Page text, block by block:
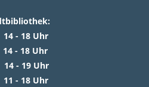
- 18 Uhr
- 18 Uhr
- 19 Uhr
- 18 Uhr